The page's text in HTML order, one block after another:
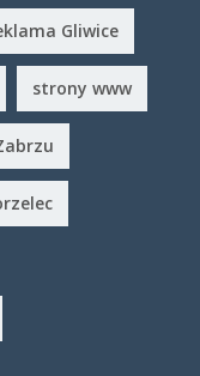
Gliwice
strony www